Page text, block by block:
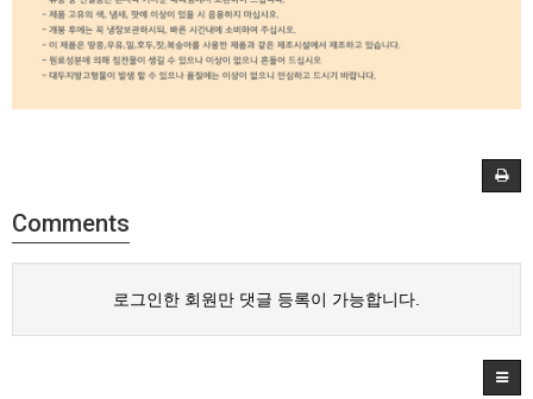
Comments
로그인한 회원만 댓글 등록이 가능합니다.